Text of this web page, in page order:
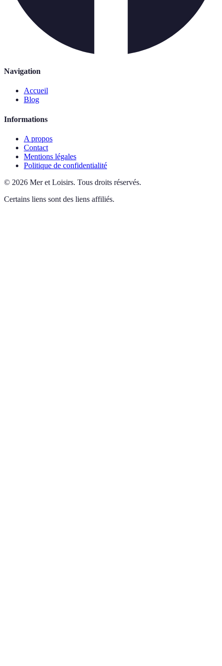
Navigation
Accueil
Blog
Informations
A propos
Contact
Mentions légales
Politique de confidentialité
© 2026 Mer et Loisirs. Tous droits réservés.
Certains liens sont des liens affiliés.